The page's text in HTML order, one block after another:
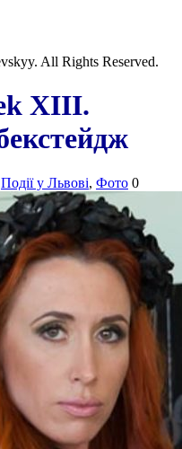
All Rights Reserved.
XIII.
Події у Львові, Фото 0